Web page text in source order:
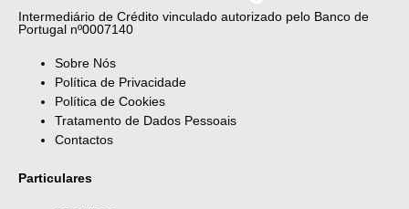
Intermediário de Crédito vinculado autorizado pelo Banco de
Portugal nº0007140
Sobre Nós
Política de Privacidade
Política de Cookies
Tratamento de Dados Pessoais
Contactos
Particulares